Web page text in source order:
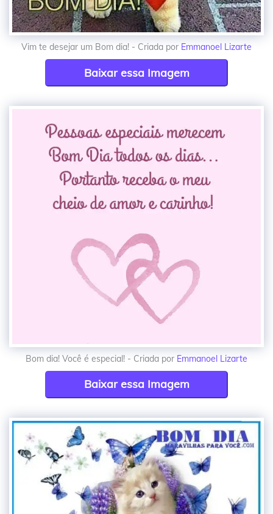
Vim te desejar um Bom dia! - Criada por Emmanoel Lizarte
Baixar essa Imagem
Bom dia! Você é especial! - Criada por Emmanoel Lizarte
Baixar essa Imagem